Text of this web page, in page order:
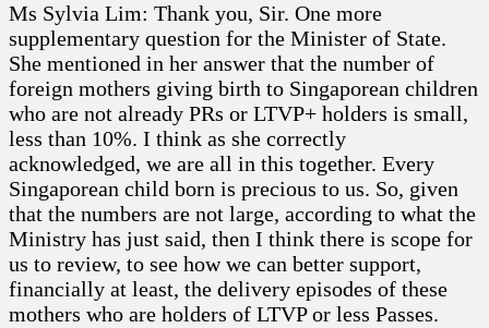
Ms Sylvia Lim: Thank you, Sir. One more
supplementary question for the Minister of State.
She mentioned in her answer that the number of
foreign mothers giving birth to Singaporean children
who are not already PRs or LTVP+ holders is small,
less than 10%. I think as she correctly
acknowledged, we are all in this together. Every
Singaporean child born is precious to us. So, given
that the numbers are not large, according to what the
Ministry has just said, then I think there is scope for
us to review, to see how we can better support,
financially at least, the delivery episodes of these
mothers who are holders of LTVP or less Passes.